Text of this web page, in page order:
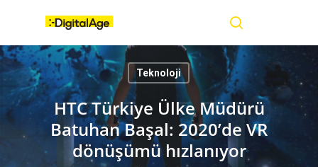
content
Teknoloji
HTC Türkiye Ülke Müdürü
Batuhan Başal: 2020’de VR
dönüşümü hızlanıyor